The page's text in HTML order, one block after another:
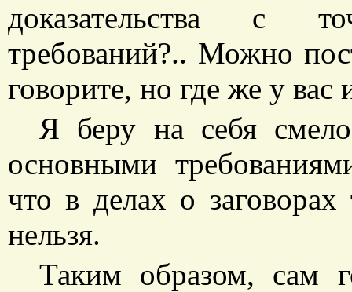
доказательства с
требований?.. Можно
говорите, но где же у
Я беру на себя
основными
что в делах о заговорах
нельзя.
Таким образом, сам